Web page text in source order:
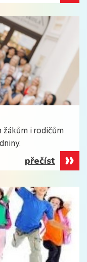
i rodičům
přečíst